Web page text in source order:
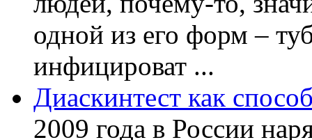
одной из его форм –
инфицироват ...
Диаскинтест как
2009 года в России